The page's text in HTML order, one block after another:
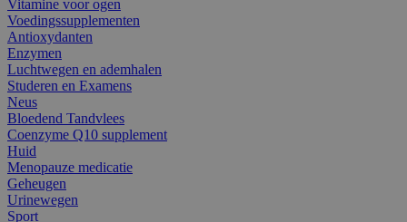
Vitamine voor ogen
Voedingssupplementen
Antioxydanten
Enzymen
Luchtwegen en ademhalen
Studeren en Examens
Neus
Bloedend Tandvlees
Coenzyme Q10 supplement
Huid
Menopauze medicatie
Geheugen
Urinewegen
Sport